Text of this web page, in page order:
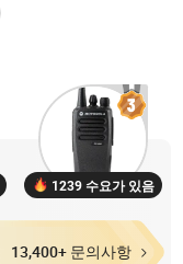
1239 수요가 있음
13,400+ 문의사항